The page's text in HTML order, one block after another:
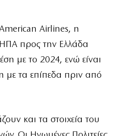
Airlines, η
ΗΠΑ προς την Ελλάδα
με το 2024, ενώ είναι
με τα επίπεδα πριν από
και τα στοιχεία του